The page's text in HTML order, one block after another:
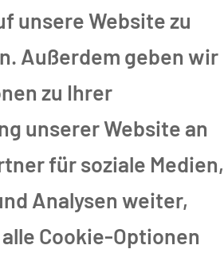
unsere Website zu
Außerdem geben wir
zu Ihrer
unserer Website an
für soziale Medien,
Analysen weiter,
Cookie-Optionen